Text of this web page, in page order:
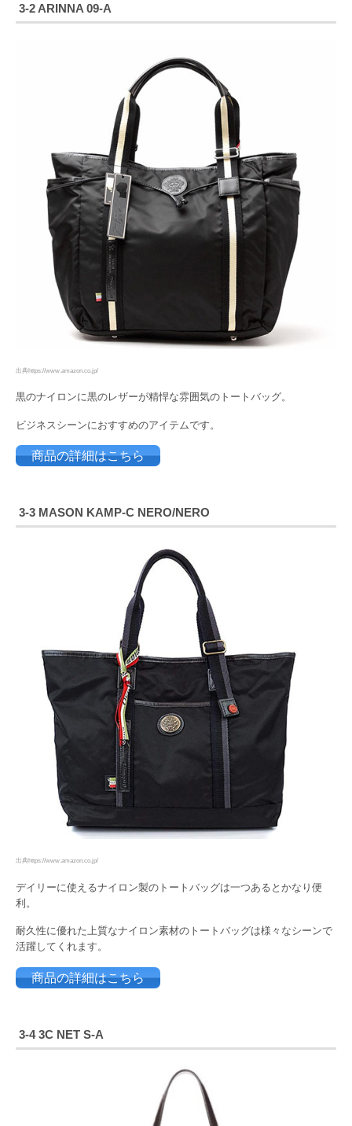
3-2 ARINNA 09-A
出典https://www.amazon.co.jp/
黒のナイロンに黒のレザーが精悍な雰囲気のトートバッグ。
ビジネスシーンにおすすめのアイテムです。
商品の詳細はこちら
3-3 MASON KAMP-C NERO/NERO
出典https://www.amazon.co.jp/
デイリーに使えるナイロン製のトートバッグは一つあるとかなり便
利。
耐久性に優れた上質なナイロン素材のトートバッグは様々なシーンで
活躍してくれます。
商品の詳細はこちら
3-4 3C NET S-A